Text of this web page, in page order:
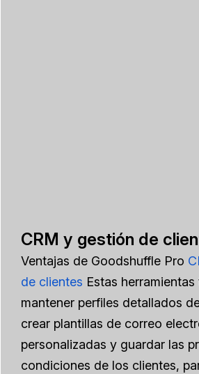
CRM y gestión de
Ventajas de Goodshuffle Pro
de clientes Estas
mantener perfiles detallados
crear plantillas de correo
personalizadas y guardar las
condiciones de los clientes,